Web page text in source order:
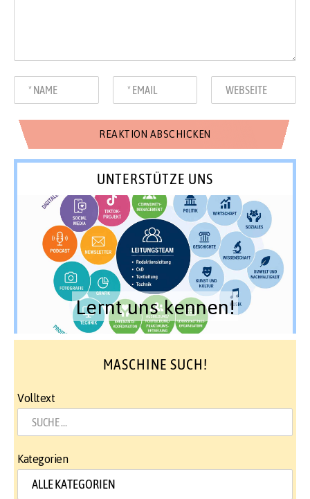
UNTERSTÜTZE UNS
Lernt uns kennen!
MASCHINE SUCH!
Volltext
Kategorien